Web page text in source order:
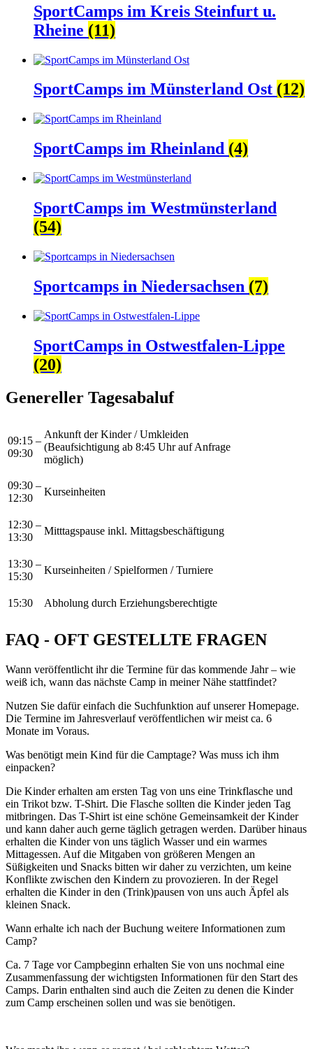
SportCamps im Kreis Steinfurt u.
Rheine (11)
SportCamps im Münsterland Ost (12)
SportCamps im Rheinland (4)
SportCamps im Westmünsterland
(54)
Sportcamps in Niedersachsen (7)
SportCamps in Ostwestfalen-Lippe
(20)
Genereller Tagesabaluf
09:15 –
09:30
Ankunft der Kinder / Umkleiden
(Beaufsichtigung ab 8:45 Uhr auf Anfrage
möglich)
09:30 –
12:30
Kurseinheiten
12:30 –
13:30
Mitttagspause inkl. Mittagsbeschäftigung
13:30 –
15:30
Kurseinheiten / Spielformen / Turniere
15:30 Abholung durch Erziehungsberechtigte
FAQ - OFT GESTELLTE FRAGEN
Wann veröffentlicht ihr die Termine für das kommende Jahr – wie
weiß ich, wann das nächste Camp in meiner Nähe stattfindet?
Nutzen Sie dafür einfach die Suchfunktion auf unserer Homepage.
Die Termine im Jahresverlauf veröffentlichen wir meist ca. 6
Monate im Voraus.
Was benötigt mein Kind für die Camptage? Was muss ich ihm
einpacken?
Die Kinder erhalten am ersten Tag von uns eine Trinkflasche und
ein Trikot bzw. T-Shirt. Die Flasche sollten die Kinder jeden Tag
mitbringen. Das T-Shirt ist eine schöne Gemeinsamkeit der Kinder
und kann daher auch gerne täglich getragen werden. Darüber hinaus
erhalten die Kinder von uns täglich Wasser und ein warmes
Mittagessen. Auf die Mitgaben von größeren Mengen an
Süßigkeiten und Snacks bitten wir daher zu verzichten, um keine
Konflikte zwischen den Kindern zu provozieren. In der Regel
erhalten die Kinder in den (Trink)pausen von uns auch Äpfel als
kleinen Snack.
Wann erhalte ich nach der Buchung weitere Informationen zum
Camp?
Ca. 7 Tage vor Campbeginn erhalten Sie von uns nochmal eine
Zusammenfassung der wichtigsten Informationen für den Start des
Camps. Darin enthalten sind auch die Zeiten zu denen die Kinder
zum Camp erscheinen sollen und was sie benötigen.